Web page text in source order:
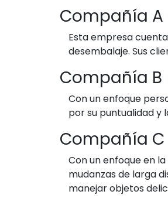
Compañía A
Esta empresa
desembalaje. Sus
Compañía B
Con un enfoque
por su puntualidad y
Compañía C
Con un enfoque en
mudanzas de larga
manejar objetos